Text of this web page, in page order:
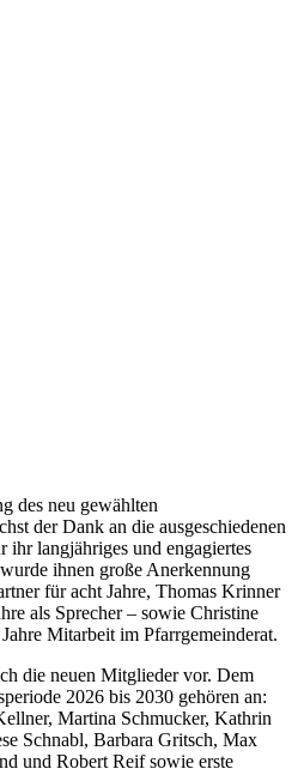
des neu gewählten
der Dank an die ausgeschiedenen
langjähriges und engagiertes
ihnen große Anerkennung
für acht Jahre, Thomas Krinner
als Sprecher – sowie Christine
Mitarbeit im Pfarrgemeinderat.
die neuen Mitglieder vor. Dem
2026 bis 2030 gehören an:
Martina Schmucker, Kathrin
Schnabl, Barbara Gritsch, Max
und Robert Reif sowie erste